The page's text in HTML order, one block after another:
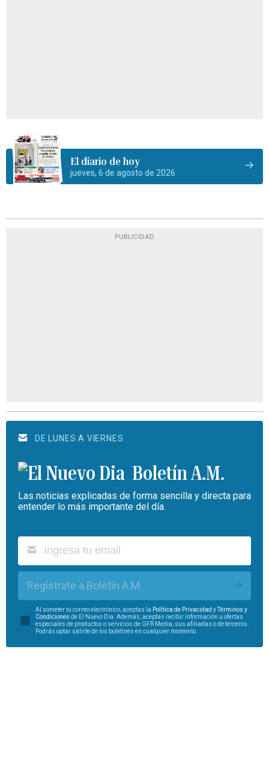
El diario de hoy
jueves, 6 de agosto de 2026
PUBLICIDAD
DE LUNES A VIERNES
Boletín A.M.
Las noticias explicadas de forma sencilla y directa para
entender lo más importante del día.
Regístrate a Boletín A.M.
Al someter tu correo electrónico, aceptas la Política de Privacidad yTérminos y
Condiciones de El Nuevo Día. Además, aceptas recibir información u ofertas
especiales de productos o servicios de GFR Media, sus afiliadas o de terceros.
Podrás optar salirte de los boletines en cualquier momento.